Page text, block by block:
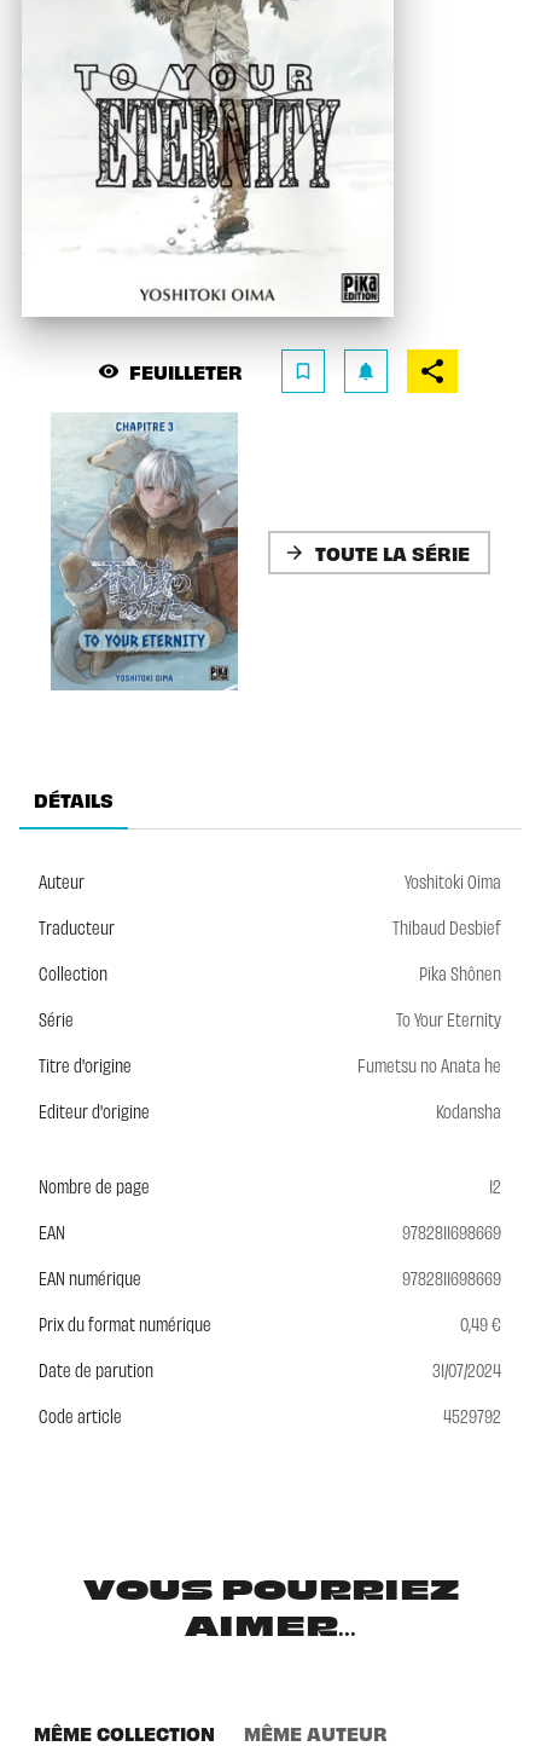
visibility FEUILLETER bookmark_border notifications
arrow_forward TOUTE LA SÉRIE
DÉTAILS
Auteur
Yoshitoki Oima
Traducteur
Thibaud Desbief
Collection
Pika Shônen
Série
To Your Eternity
Titre d'origine
Fumetsu no Anata he
Editeur d'origine
Kodansha
Nombre de page
12
EAN
9782811698669
EAN numérique
9782811698669
Prix du format numérique
0,49 €
Date de parution
31/07/2024
Code article
4529792
VOUS POURRIEZ
AIMER...
MÊME COLLECTION MÊME AUTEUR